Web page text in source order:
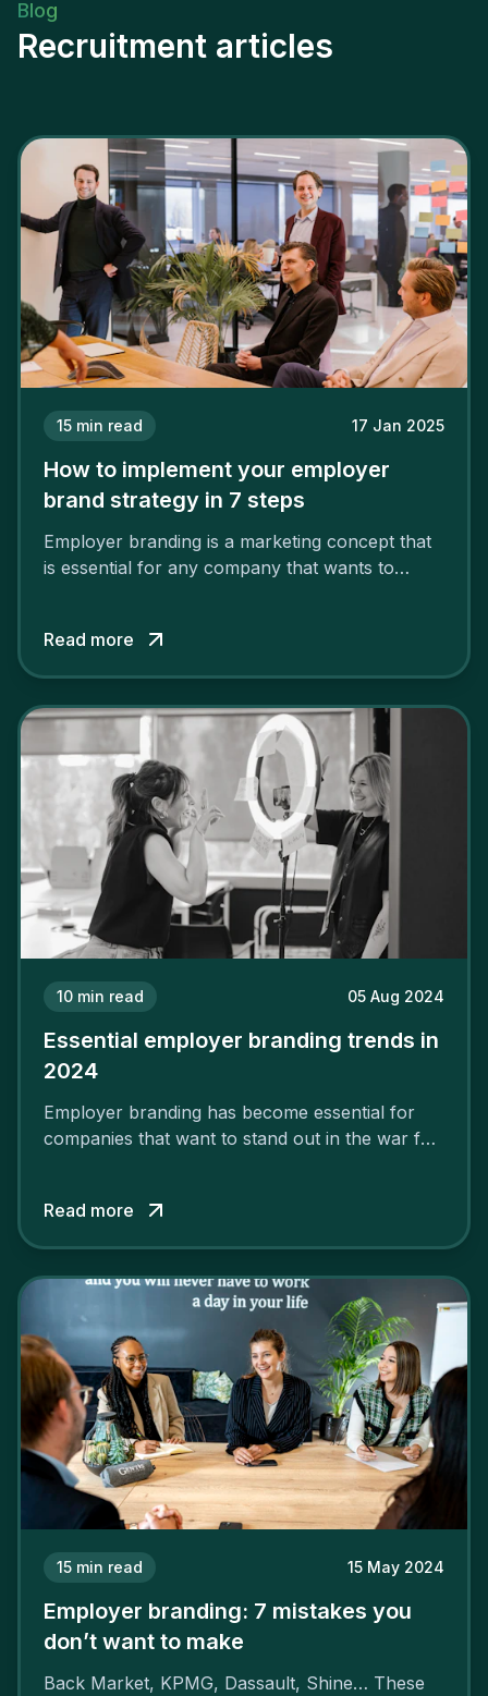
Blog
Recruitment articles
15 min read 17 Jan 2025
How to implement your employer
brand strategy in 7 steps
Employer branding is a marketing concept that
is essential for any company that wants to
solid and positive employer brand are clear, you
cannot simply wave a magic wand for it to be
Read more
10 min read 05 Aug 2024
Essential employer branding trends in
2024
Employer branding has become essential for
companies that want to stand out in the war for
attract the best profiles.
Read more
15 min read 15 May 2024
Employer branding: 7 mistakes you
don’t want to make
Back Market, KPMG, Dassault, Shine… These